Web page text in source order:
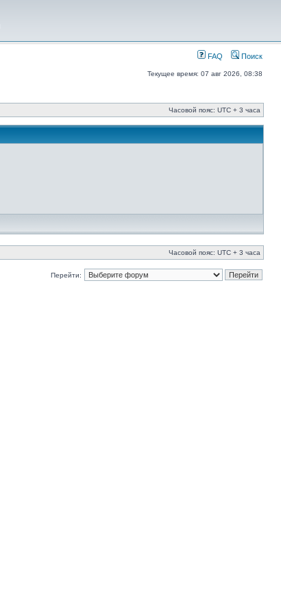
FAQ Поиск
Текущее время: 07 авг 2026, 08:38
Часовой пояс: UTC + 3 часа
Часовой пояс: UTC + 3 часа
Перейти: